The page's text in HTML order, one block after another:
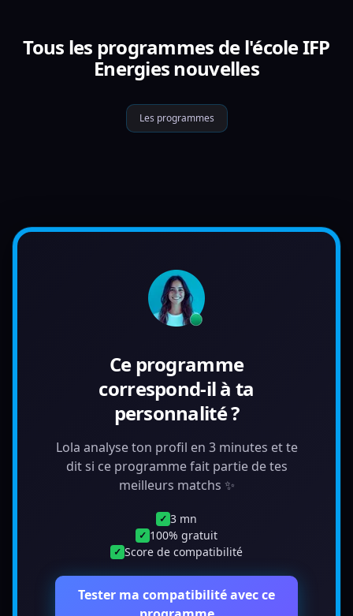
Tous les programmes de l'école IFP
Energies nouvelles
Les programmes
Ce programme
correspond-il à ta
personnalité ?
Lola analyse ton profil en 3 minutes et te
dit si ce programme fait partie de tes
meilleurs matchs ✨
✓ 3 mn
✓ 100% gratuit
✓ Score de compatibilité
Tester ma compatibilité avec ce